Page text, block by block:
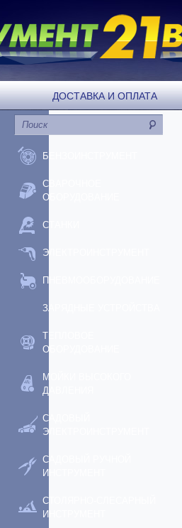
ДОСТАВКА И ОПЛАТА
БЕНЗОИНСТРУМЕНТ
СВАРОЧНОЕ
ОБОРУДОВАНИЕ
СТАНКИ
ЭЛЕКТРОИНСТРУМЕНТ
ПНЕВМООБОРУДОВАНИЕ
ЗАРЯДНЫЕ УСТРОЙСТВА
ТЕПЛОВОЕ
ОБОРУДОВАНИЕ
МОЙКИ ВЫСОКОГО
ДАВЛЕНИЯ
САДОВЫЙ
ЭЛЕКТРОИНСТРУМЕНТ
САДОВЫЙ РУЧНОЙ
ИНСТРУМЕНТ
СТОЛЯРНО-СЛЕСАРНЫЙ
ИНСТРУМЕНТ